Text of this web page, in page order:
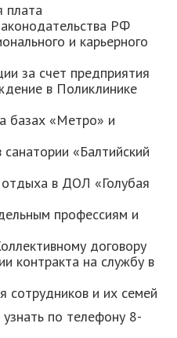
плата
РФ
и карьерного
за счет предприятия
в Поликлинике
базах «Метро» и
«Балтийский
в ДОЛ «Голубая
профессиям и
договору
контракта на службу в
сотрудников и их семей
по телефону 8-